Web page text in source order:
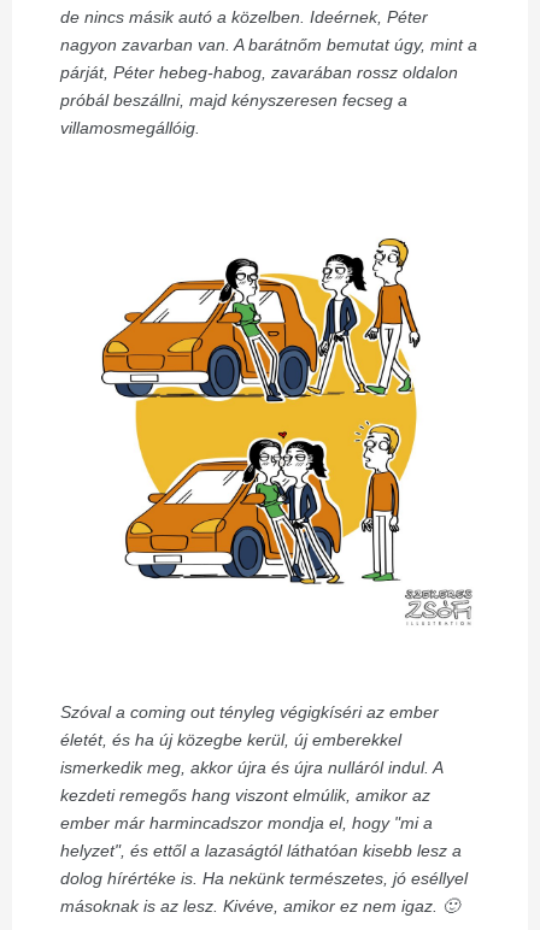
de nincs másik autó a közelben. Ideérnek, Péter
nagyon zavarban van. A barátnőm bemutat úgy, mint a
párját, Péter hebeg-habog, zavarában rossz oldalon
próbál beszállni, majd kényszeresen fecseg a
villamosmegállóig.
Szóval a coming out tényleg végigkíséri az ember
életét, és ha új közegbe kerül, új emberekkel
ismerkedik meg, akkor újra és újra nulláról indul. A
kezdeti remegős hang viszont elmúlik, amikor az
ember már harmincadszor mondja el, hogy "mi a
helyzet", és ettől a lazaságtól láthatóan kisebb lesz a
dolog hírértéke is. Ha nekünk természetes, jó eséllyel
másoknak is az lesz. Kivéve, amikor ez nem igaz. 🙂